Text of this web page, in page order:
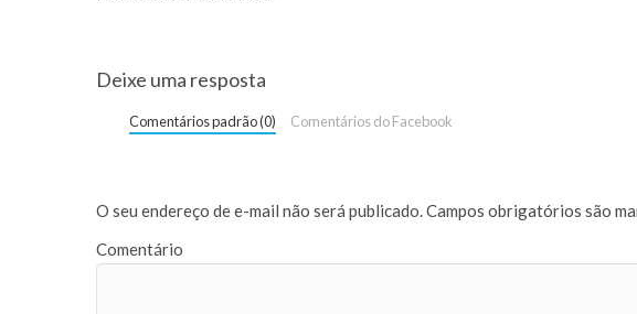
Deixe uma resposta
Comentários padrão (0) Comentários do Facebook
O seu endereço de e-mail não será publicado.Campos obrigatórios são
Comentário